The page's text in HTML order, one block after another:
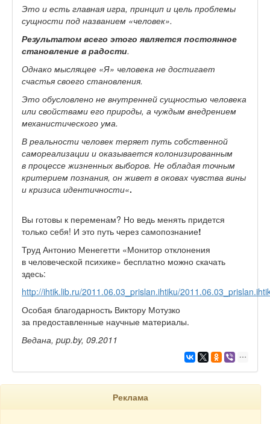
Это и есть главная игра, принцип и цель проблемы
сущности под названием «человек».
Результатом всего этого является постоянное
становление в радости.
Однако мыслящее «Я» человека не достигает
счастья своего становления.
Это обусловлено не внутренней сущностью человека
или свойствами его природы, а чуждым внедрением
механистического ума.
В реальности человек теряет путь собственной
самореализации и оказывается колонизированным
в процессе жизненных выборов. Не обладая точным
критерием познания, он живет в оковах чувства вины
и кризиса идентичности«.
Вы готовы к переменам? Но ведь менять придется
только себя! И это путь через самопознание!
Труд Антонио Менегетти «Монитор отклонения
в человеческой психике» бесплатно можно скачать
здесь:
http://ihtik.lib.ru/2011.06.03_prislan.ihtiku/
Особая благодарность Виктору Мотузко
за предоставленные научные материалы.
Ведана, pup.by, 09.2011
Реклама